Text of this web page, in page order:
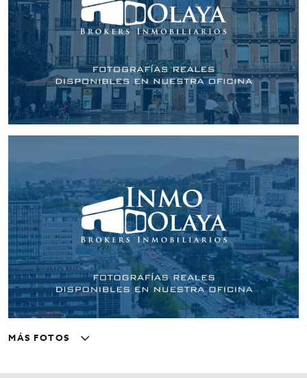
Esterestaurante en venta en rentabilidadrepresenta una
excelente oportunidad para inversores que buscan un activo
consolidado, con ingresos pasivos estables y el respaldo de
una ubicación en una de las zonas más dinámicas de
Barcelona. ¡Una inversión segura y con gran proyección a
largo plazo!
MÁS FOTOS